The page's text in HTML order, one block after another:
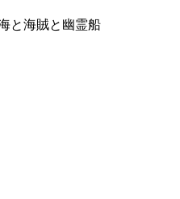
海と海賊と幽霊船